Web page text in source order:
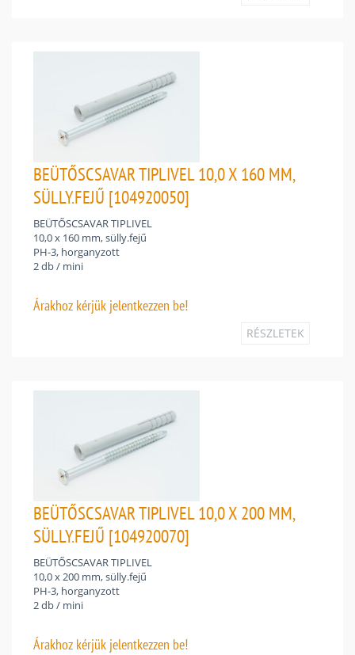
BEÜTŐSCSAVAR TIPLIVEL 10,0 X 160 MM,
SÜLLY.FEJŰ [104920050]
BEÜTŐSCSAVAR TIPLIVEL
10,0 x 160 mm, sülly.fejű
PH-3, horganyzott
2 db / mini
Árakhoz kérjük jelentkezzen be!
RÉSZLETEK
BEÜTŐSCSAVAR TIPLIVEL 10,0 X 200 MM,
SÜLLY.FEJŰ [104920070]
BEÜTŐSCSAVAR TIPLIVEL
10,0 x 200 mm, sülly.fejű
PH-3, horganyzott
2 db / mini
Árakhoz kérjük jelentkezzen be!